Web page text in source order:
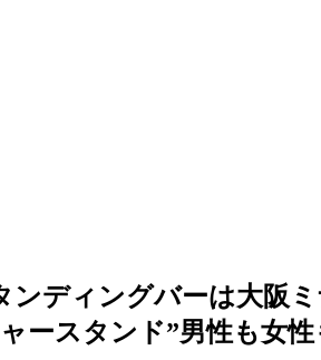
ディングバーは大阪
ースタンド”男性も女